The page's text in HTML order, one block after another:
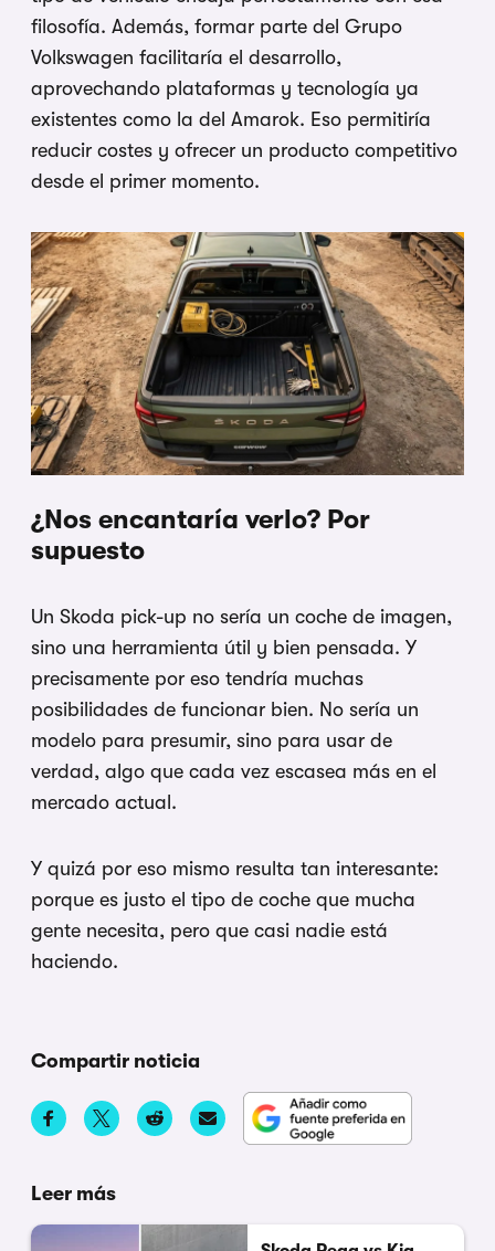
filosofía. Además, formar parte del Grupo
Volkswagen facilitaría el desarrollo,
aprovechando plataformas y tecnología ya
existentes como la del Amarok. Eso permitiría
reducir costes y ofrecer un producto competitivo
desde el primer momento.
¿Nos encantaría verlo? Por
supuesto
Un Skoda pick-up no sería un coche de imagen,
sino una herramienta útil y bien pensada. Y
precisamente por eso tendría muchas
posibilidades de funcionar bien. No sería un
modelo para presumir, sino para usar de
verdad, algo que cada vez escasea más en el
mercado actual.
Y quizá por eso mismo resulta tan interesante:
porque es justo el tipo de coche que mucha
gente necesita, pero que casi nadie está
haciendo.
Compartir noticia
Leer más